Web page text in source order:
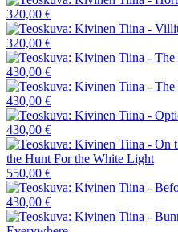
320,00 €
320,00 €
430,00 €
430,00 €
430,00 €
the Hunt For the White Light
550,00 €
430,00 €